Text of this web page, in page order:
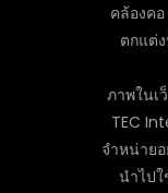
คล้องค
ตกแต่
ภาพในเ
TEC
จำหน่าย
นำไป